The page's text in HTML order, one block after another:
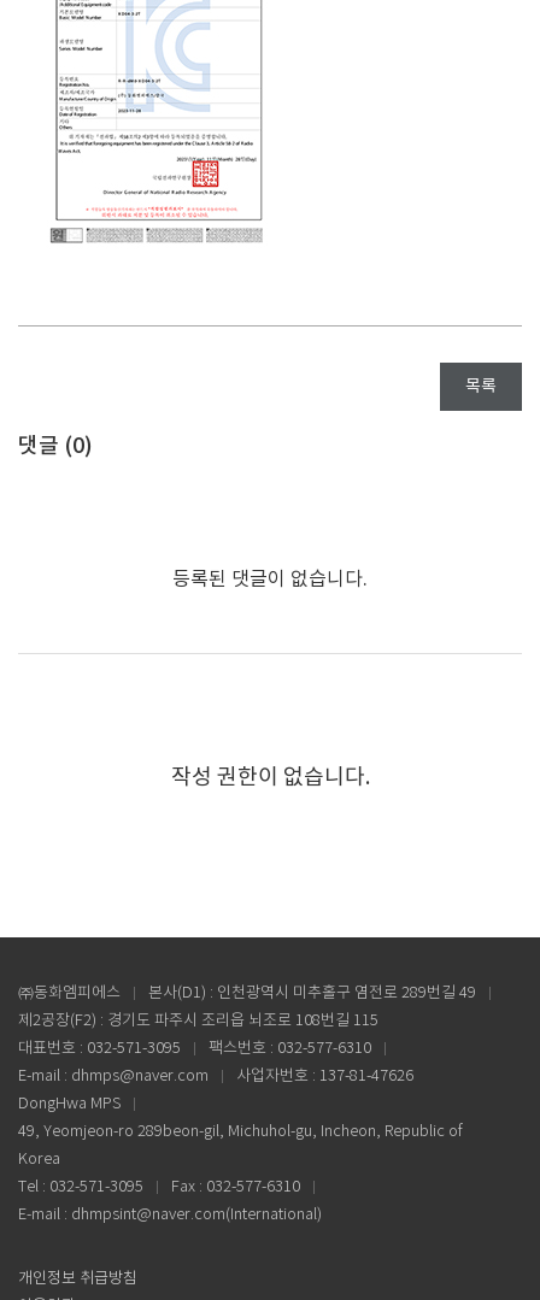
목록
댓글 (0)
등록된 댓글이 없습니다.
작성 권한이 없습니다.
㈜동화엠피에스
본사(D1) : 인천광역시 미추홀구 염전로 289번길 49
제2공장(F2) : 경기도 파주시 조리읍 뇌조로 108번길 115
대표번호 : 032-571-3095
팩스번호 : 032-577-6310
E-mail : dhmps@naver.com
사업자번호 : 137-81-47626
DongHwa MPS
49, Yeomjeon-ro 289beon-gil, Michuhol-gu, Incheon, Republic of
Korea
Tel : 032-571-3095
Fax : 032-577-6310
E-mail : dhmpsint@naver.com(International)
개인정보 취급방침